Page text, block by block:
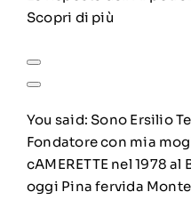
Scopri di più
You said: Sono Ersilio
Fondatore con mia
cAMERETTE nel 1978
oggi Pina fervida